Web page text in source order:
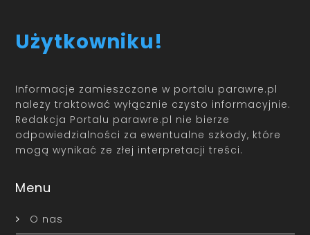
Użytkowniku!
Informacje zamieszczone w portalu parawre.pl
należy traktować wyłącznie czysto informacyjnie.
Redakcja Portalu parawre.pl nie bierze
odpowiedzialności za ewentualne szkody, które
mogą wynikać ze złej interpretacji treści.
Menu
O nas